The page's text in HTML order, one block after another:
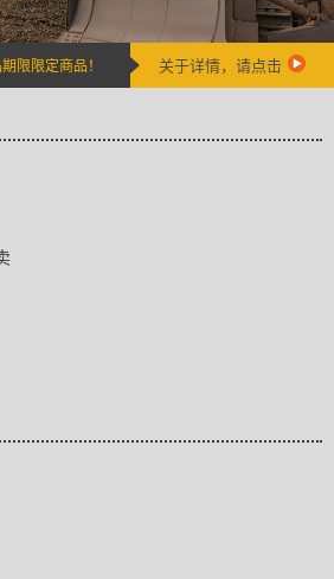
限限定商品！ 关于详情，请点击